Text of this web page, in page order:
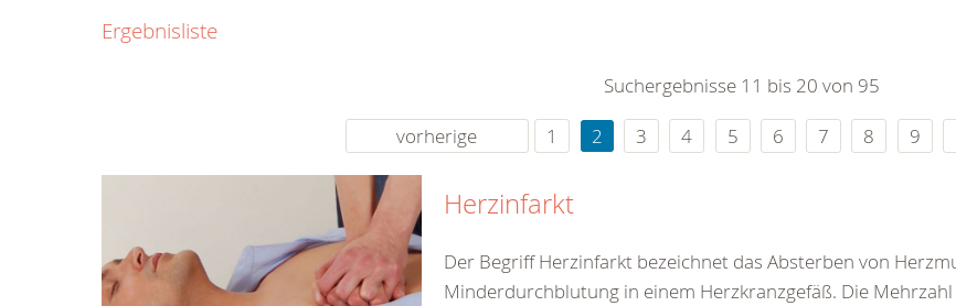
rund um die Uhr
Ergebnisliste
Suchergebnisse 11 bis 20 von 95
vorherige
1 2 3 4 5 6 7 8 9
Herzinfarkt
Der Begriff Herzinfarkt bezeichnet das Absterben von
Minderdurchblutung in einem Herzkranzgefäß. Die